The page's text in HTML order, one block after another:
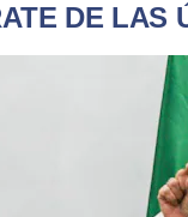
DE LAS